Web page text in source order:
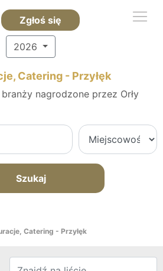
Zgłoś się
2026
Catering - Przyłęk
nagrodzone przez Orły
Szukaj
Catering - Przyłęk